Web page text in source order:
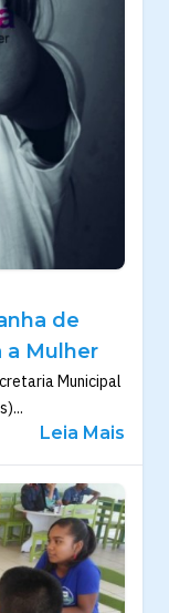
de
a Mulher
Municipal
Leia Mais